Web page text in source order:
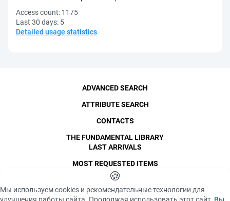
Access count: 1175
Last 30 days: 5
Detailed usage statistics
SPbPU, 1996-2026
Copyright and Personal Data
The photographs are
ADVANCED SEARCH
ATTRIBUTE SEARCH
CONTACTS
THE FUNDAMENTAL LIBRARY
LAST ARRIVALS
MOST REQUESTED ITEMS
🍪
Мы используем cookies и рекомендательные технологии для